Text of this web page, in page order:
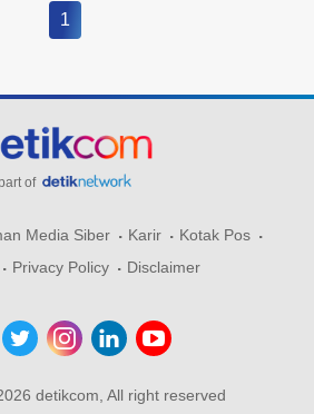
1
of
Media Siber Karir
Kotak Pos
Privacy Policy Disclaimer
detikcom, All right reserved